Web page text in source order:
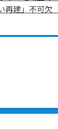
再建」不可